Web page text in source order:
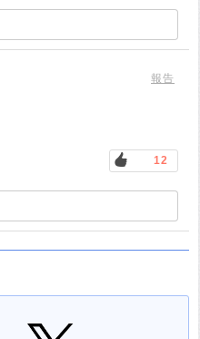
報告
12